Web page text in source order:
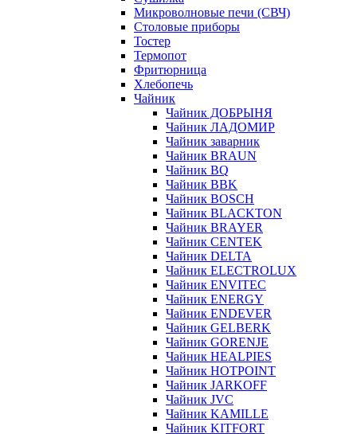
Микроволновые печи (СВЧ)
Столовые приборы
Тостер
Термопот
Фритюрница
Хлебопечь
Чайник
Чайник ДОБРЫНЯ
Чайник ЛАДОМИР
Чайник заварник
Чайник BRAUN
Чайник BQ
Чайник BBK
Чайник BOSCH
Чайник BLACKTON
Чайник BRAYER
Чайник CENTEK
Чайник DELTA
Чайник ELECTROLUX
Чайник ENVITEC
Чайник ENERGY
Чайник ENDEVER
Чайник GELBERK
Чайник GORENJE
Чайник HEALPIES
Чайник HOTPOINT
Чайник JARKOFF
Чайник JVC
Чайник KAMILLE
Чайник KITFORT